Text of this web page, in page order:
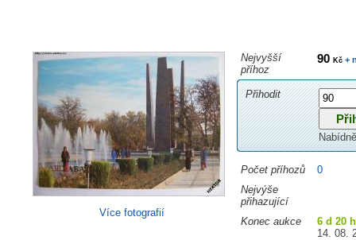
Více fotografií
Nejvyšší
příhoz
90 Kč+
Přihodit
Počet příhozů
0
Nejvýše
přihazující
Konec aukce
6 d 20
14. 08.